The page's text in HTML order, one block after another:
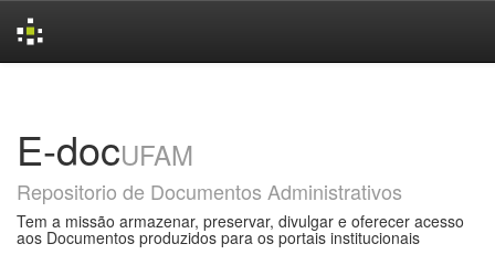
E-docUFAM
Repositorio de Documentos Administrativos
Tem a missão armazenar, preservar, divulgar e oferecer acesso
aos Documentos produzidos para os portais institucionais